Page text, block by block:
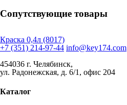
Сопутствующие товары
Краска 0,4л (8017)
+7 (351) 214-97-44 info@key174.com
454036 г. Челябинск,
ул. Радонежская, д. 6/1, офис 204
Каталог